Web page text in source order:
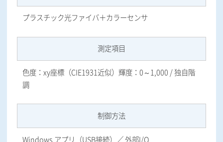
プラスチック光ファイバ＋カラーセンサ
測定項目
色度：xy座標（CIE1931近似）輝度：0～1,000 / 独自階
調
制御方法
Windows アプリ（USB接続）／ 外部I/O